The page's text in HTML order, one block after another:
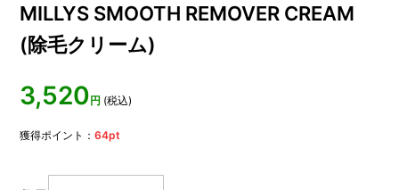
MILLYS SMOOTH REMOVER CREAM
(除毛クリーム)
3,520円 (税込)
獲得ポイント：64pt